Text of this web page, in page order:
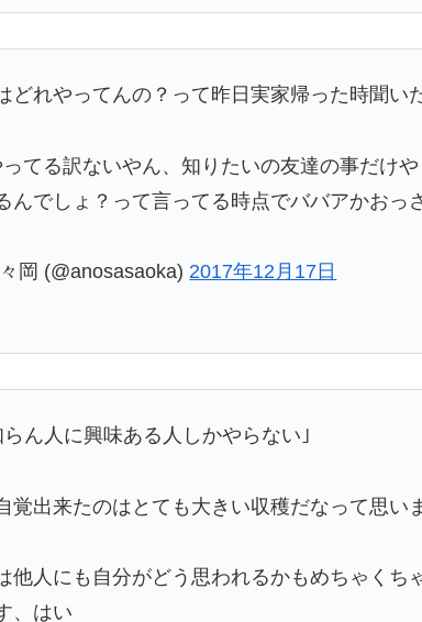
どれやってんの？って昨日実家帰った時聞い
ってる訳ないやん、知りたいの友達の事だけ
んでしょ？って言ってる時点でババアかお
岡 (@anosasaoka) 2017年12月17日
らん人に興味ある人しかやらない｣
覚出来たのはとても大きい収穫だなって思い
他人にも自分がどう思われるかもめちゃく
、はい